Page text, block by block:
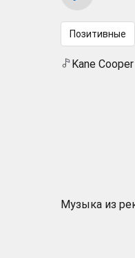
Позитивные
Kane
Музыка из